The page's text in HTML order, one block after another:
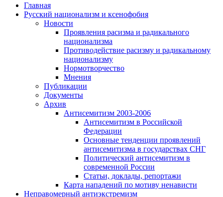
Главная
Русский национализм и ксенофобия
Новости
Проявления расизма и радикального
национализма
Противодействие расизму и радикальному
национализму
Нормотворчество
Мнения
Публикации
Документы
Архив
Антисемитизм 2003-2006
Антисемитизм в Российской
Федерации
Основные тенденции проявлений
антисемитизма в государствах СНГ
Политический антисемитизм в
современной России
Статьи, доклады, репортажи
Карта нападений по мотиву ненависти
Неправомерный антиэкстремизм